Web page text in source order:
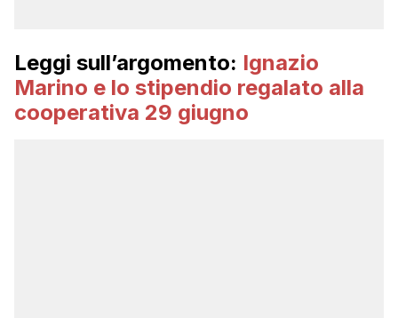
Leggi sull’argomento: Ignazio
Marino e lo stipendio regalato alla
cooperativa 29 giugno